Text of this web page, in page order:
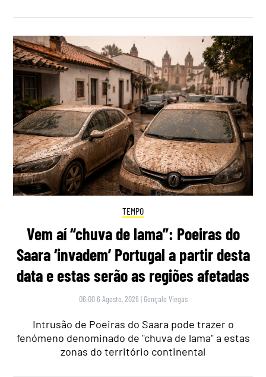
TEMPO
Vem aí “chuva de lama”: Poeiras do
Saara ‘invadem’ Portugal a partir desta
data e estas serão as regiões afetadas
06:00 6 Agosto, 2026 | Gonçalo Viegas
Intrusão de Poeiras do Saara pode trazer o
fenómeno denominado de "chuva de lama" a estas
zonas do território continental